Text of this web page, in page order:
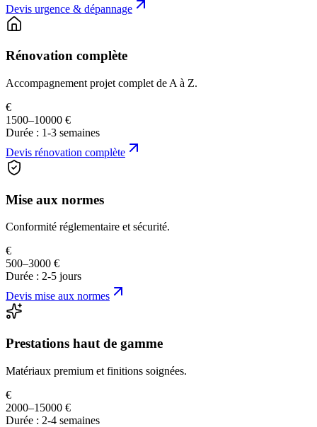
Devis urgence & dépannage
Rénovation complète
Accompagnement projet complet de A à Z.
€
1500–10000 €
Durée : 1-3 semaines
Devis rénovation complète
Mise aux normes
Conformité réglementaire et sécurité.
€
500–3000 €
Durée : 2-5 jours
Devis mise aux normes
Prestations haut de gamme
Matériaux premium et finitions soignées.
€
2000–15000 €
Durée : 2-4 semaines